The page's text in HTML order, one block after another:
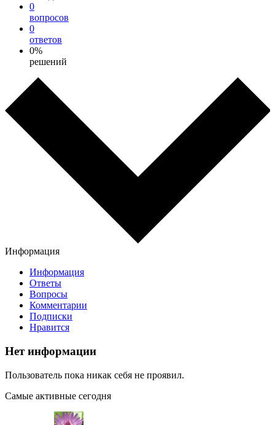
0
вопросов
0
ответов
0%
решений
Информация
Информация
Ответы
Вопросы
Комментарии
Подписки
Нравится
Нет информации
Пользователь пока никак себя не проявил.
Самые активные сегодня